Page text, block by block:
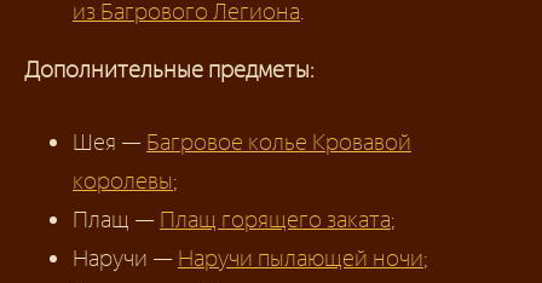
из Багрового Легиона.
Дополнительные предметы:
Шея — Багровое колье Кровавой
королевы;
Плащ — Плащ горящего заката;
Наручи — Наручи пылающей ночи;